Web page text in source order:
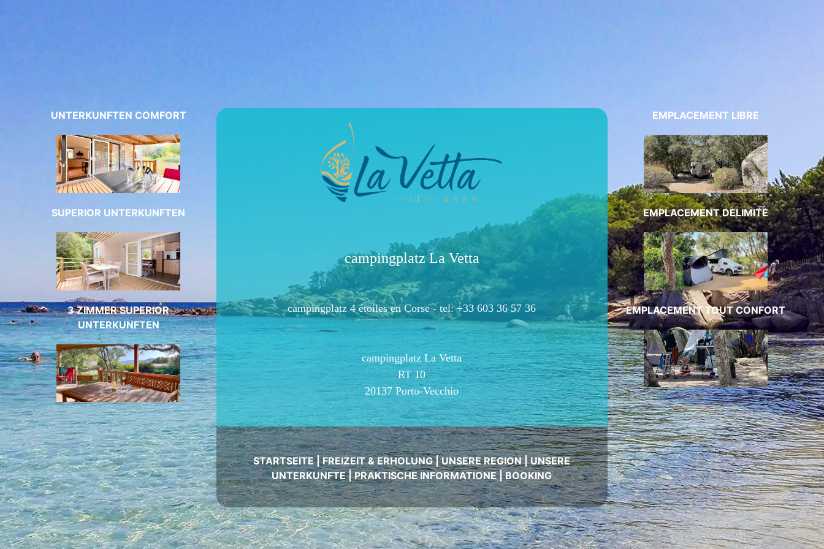
UNTERKUNFTEN COMFORT
SUPERIOR UNTERKUNFTEN
3 ZIMMER SUPERIOR
UNTERKUNFTEN
campingplatz La Vetta
campingplatz 4 étoiles en Corse -tel: +33 603 36 57 36
campingplatz La Vetta
RT 10
20137 Porto-Vecchio
EMPLACEMENT LIBRE
EMPLACEMENT DELIMITE
EMPLACEMENT TOUT CONFORT
STARTSEITE|FREIZEIT & ERHOLUNG|UNSERE REGION|UNSERE
UNTERKUNFTE|PRAKTISCHE INFORMATIONE|BOOKING